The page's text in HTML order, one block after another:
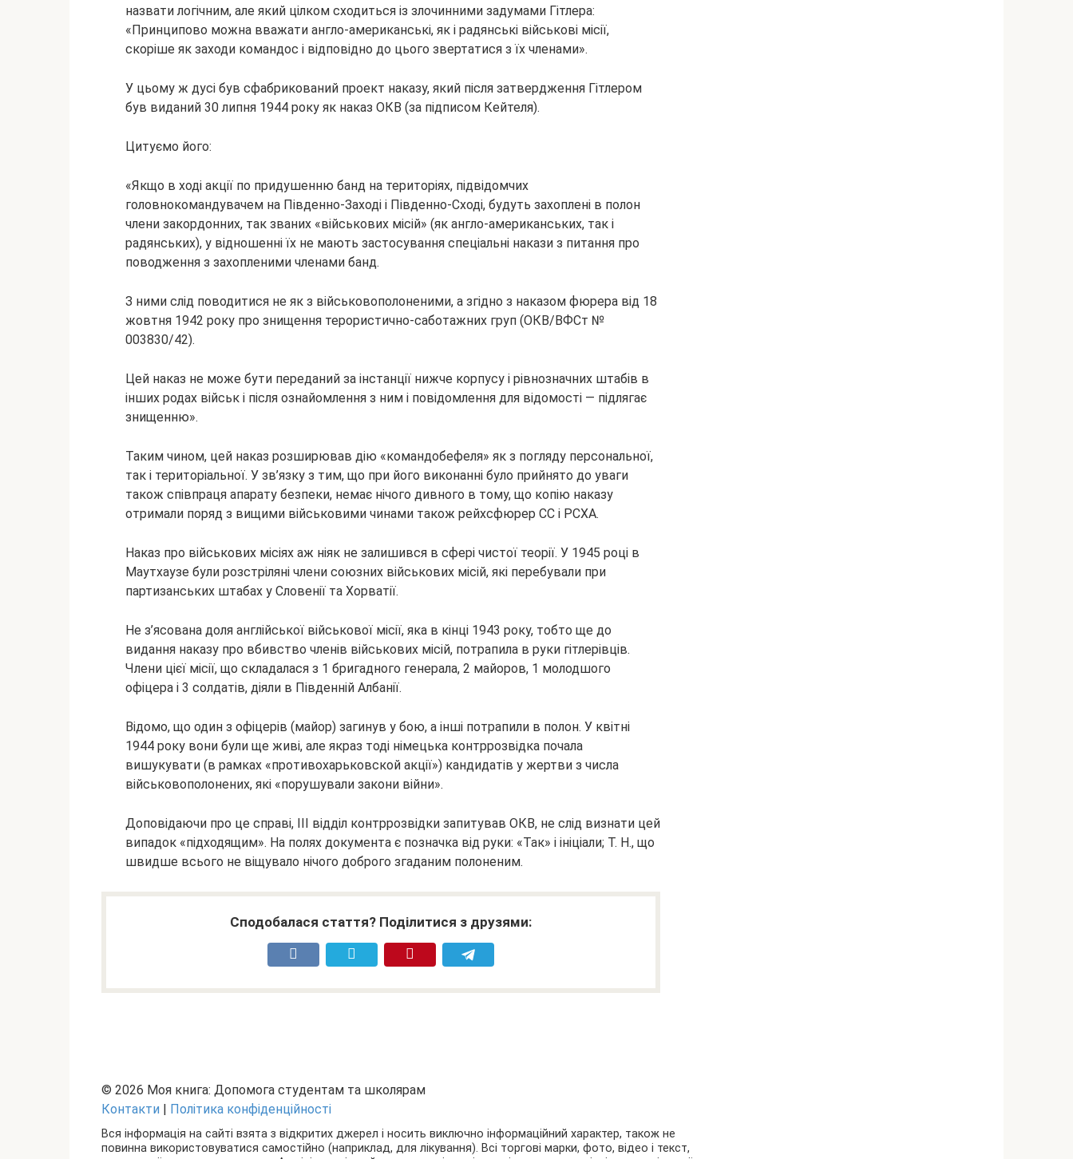
назвати логічним, але який цілком сходиться із злочинними задумами Гітлера:
«Принципово можна вважати англо-американські, як і радянські військові місії,
скоріше як заходи командос і відповідно до цього звертатися з їх членами».
У цьому ж дусі був сфабрикований проект наказу, який після затвердження Гітлером
був виданий 30 липня 1944 року як наказ ОКВ (за підписом Кейтеля).
Цитуємо його:
«Якщо в ході акції по придушенню банд на територіях, підвідомчих
головнокомандувачем на Південно-Заході і Південно-Сході, будуть захоплені в полон
члени закордонних, так званих «військових місій» (як англо-американських, так і
радянських), у відношенні їх не мають застосування спеціальні накази з питання про
поводження з захопленими членами банд.
З ними слід поводитися не як з військовополоненими, а згідно з наказом фюрера від 18
жовтня 1942 року про знищення терористично-саботажних груп (ОКВ/ВФСт №
003830/42).
Цей наказ не може бути переданий за інстанції нижче корпусу і рівнозначних штабів в
інших родах військ і після ознайомлення з ним і повідомлення для відомості — підлягає
знищенню».
Таким чином, цей наказ розширював дію «командобефеля» як з погляду персональної,
так і територіальної. У зв’язку з тим, що при його виконанні було прийнято до уваги
також співпраця апарату безпеки, немає нічого дивного в тому, що копію наказу
отримали поряд з вищими військовими чинами також рейхсфюрер СС і РСХА.
Наказ про військових місіях аж ніяк не залишився в сфері чистої теорії. У 1945 році в
Маутхаузе були розстріляні члени союзних військових місій, які перебували при
партизанських штабах у Словенії та Хорватії.
Не з’ясована доля англійської військової місії, яка в кінці 1943 року, тобто ще до
видання наказу про вбивство членів військових місій, потрапила в руки гітлерівців.
Члени цієї місії, що складалася з 1 бригадного генерала, 2 майоров, 1 молодшого
офіцера і 3 солдатів, діяли в Південній Албанії.
Відомо, що один з офіцерів (майор) загинув у бою, а інші потрапили в полон. У квітні
1944 року вони були ще живі, але якраз тоді німецька контррозвідка почала
вишукувати (в рамках «противохарьковской акції») кандидатів у жертви з числа
військовополонених, які «порушували закони війни».
Доповідаючи про це справі, III відділ контррозвідки запитував ОКВ, не слід визнати цей
випадок «підходящим». На полях документа є позначка від руки: «Так» і ініціали; Т. Н., що
швидше всього не віщувало нічого доброго згаданим полоненим.
Сподобалася стаття? Поділитися з друзями:
© 2026 Моя книга: Допомога студентам та школярам
Контакти | Політика конфіденційності
Вся інформація на сайті взята з відкритих джерел і носить виключно інформаційний характер, також не
повинна використовуватися самостійно (наприклад, для лікування). Всі торгові марки, фото, відео і текст,